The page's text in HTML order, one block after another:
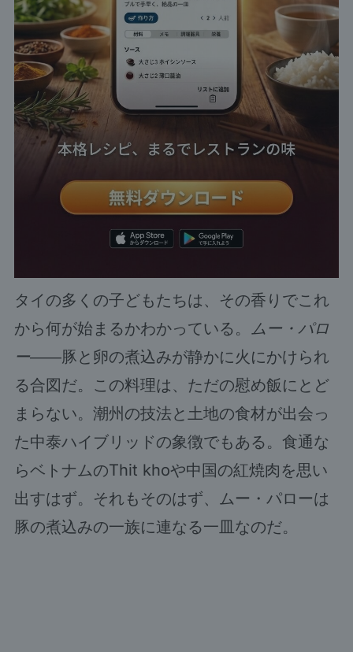
タイの多くの子どもたちは、その香りでこれ
から何が始まるかわかっている。
ムー・パロ
ー――豚と卵の煮込みが静かに火にかけられ
る合図だ。この料理は、ただの慰め飯にとど
まらない。潮州の技法と土地の食材が出会っ
た中泰ハイブリッドの象徴でもある。食通な
らベトナムのThit khoや中国の紅焼肉を思い
出すはず。それもそのはず、ムー・パローは
豚の煮込みの一族に連なる一皿なのだ。